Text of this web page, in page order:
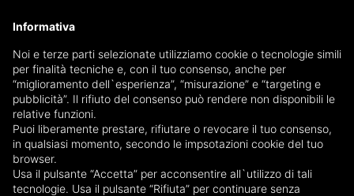
Receive a copy of the newspaper by mail
Choose newspaper
Informativa
Noi e terze parti selezionate utilizziamo cookie o tecnologie simili
per finalità tecniche e, con il tuo consenso, anche per
“miglioramento dell`esperienza”, “misurazione” e “targeting e
pubblicità”. Il rifiuto del consenso può rendere non disponibili le
relative funzioni.
Puoi liberamente prestare, rifiutare o revocare il tuo consenso,
in qualsiasi momento, secondo le impsotazioni cookie del tuo
browser.
Usa il pulsante “Accetta” per acconsentire all`utilizzo di tali
tecnologie. Usa il pulsante “Rifiuta” per continuare senza